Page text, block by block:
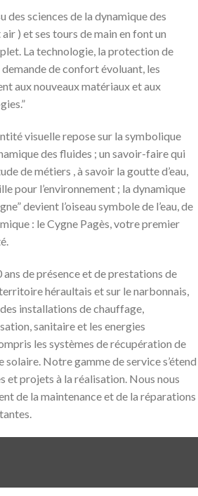
des sciences de la dynamique des
) et ses tours de main en font un
La technologie, la protection de
demande de confort évoluant, les
aux nouveaux matériaux et aux
visuelle repose sur la symbolique
des fluides ; un savoir-faire qui
de métiers , à savoir la goutte d’eau,
pour l’environnement ; la dynamique
devient l’oiseau symbole de l’eau, de
: le Cygne Pagès, votre premier
ans de présence et de prestations de
héraultais et sur le narbonnais,
installations de chauffage,
sanitaire et les energies
les systèmes de récupération de
solaire. Notre gamme de service s’étend
et projets à la réalisation. Nous nous
de la maintenance et de la réparations